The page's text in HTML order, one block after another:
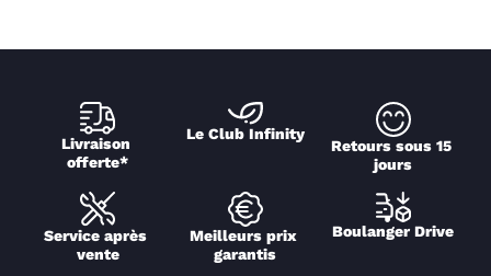
Livraison
offerte*
Le Club Infinity
Retours sous 15
jours
Service après
vente
Meilleurs prix
garantis
Boulanger Drive